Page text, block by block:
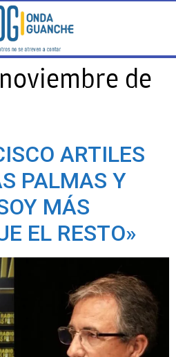
de
ARTILES
PALMAS Y
MÁS
EL RESTO»